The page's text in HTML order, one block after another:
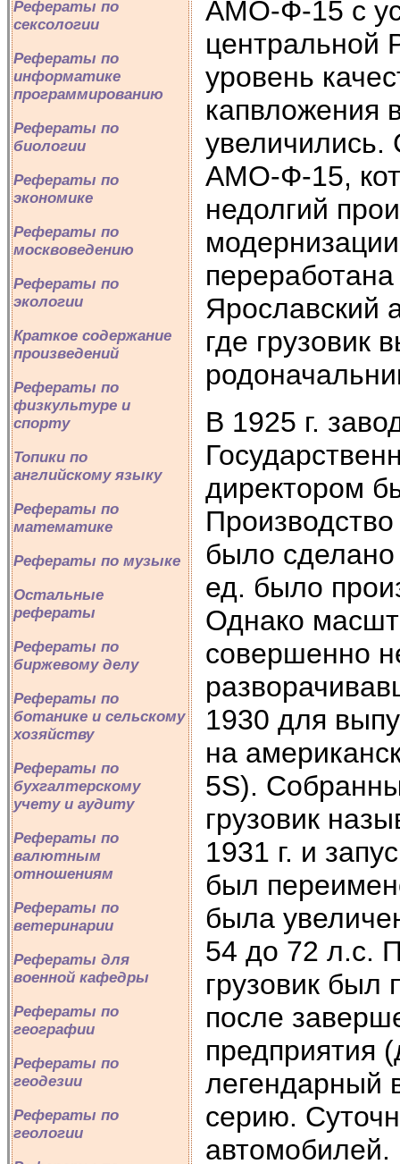
Рефераты по
сексологии
Рефераты по
информатике
программированию
Рефераты по
биологии
Рефераты по
экономике
Рефераты по
москвоведению
Рефераты по
экологии
Краткое содержание
произведений
Рефераты по
физкультуре и
спорту
Топики по
английскому языку
Рефераты по
математике
Рефераты по музыке
Остальные
рефераты
Рефераты по
биржевому делу
Рефераты по
ботанике и сельскому
хозяйству
Рефераты по
бухгалтерскому
учету и аудиту
Рефераты по
валютным
отношениям
Рефераты по
ветеринарии
Рефераты для
военной кафедры
Рефераты по
географии
Рефераты по
геодезии
Рефераты по
геологии
АМО-Ф-15 с
центральной
уровень
капвложения
увеличились.
АМО-Ф-15,
недолгий
Ярославский
где грузовик
В 1925 г.
директором
было
ед. было
Однако
совершенно
1930 для
на
5S).
грузовик
1931 г. и
был
была
54 до 72 л.с.
грузовик был
после
предприятия
легендарный
серию.